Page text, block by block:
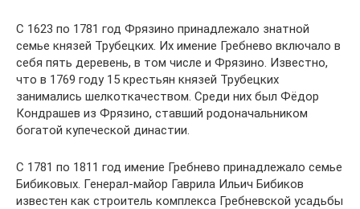
С 1623 по 1781 год Фрязино принадлежало знатной
семье князей Трубецких. Их имение Гребнево включало в
себя пять деревень, в том числе и Фрязино. Известно,
что в 1769 году 15 крестьян князей Трубецких
занимались шелкоткачеством. Среди них был Фёдор
Кондрашев из Фрязино, ставший родоначальником
богатой купеческой династии.
С 1781 по 1811 год имение Гребнево принадлежало семье
Бибиковых. Генерал-майор Гаврила Ильич Бибиков
известен как строитель комплекса Гребневской усадьбы